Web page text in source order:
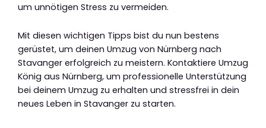
um unnötigen Stress zu vermeiden.
Mit diesen wichtigen Tipps bist du nun bestens
gerüstet, um deinen Umzug von Nürnberg nach
Stavanger erfolgreich zu meistern. Kontaktiere Umzug
König aus Nürnberg, um professionelle Unterstützung
bei deinem Umzug zu erhalten und stressfrei in dein
neues Leben in Stavanger zu starten.